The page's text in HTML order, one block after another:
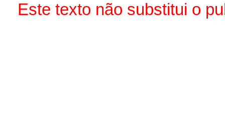
Este texto não substitui o